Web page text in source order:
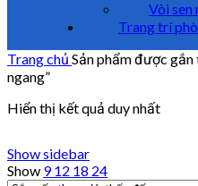
Vòi sen
Trang trí
Trang chủ Sản phẩm được gắn
ngang”
Hiển thị kết quả duy nhất
Show sidebar
Show 912 18 24